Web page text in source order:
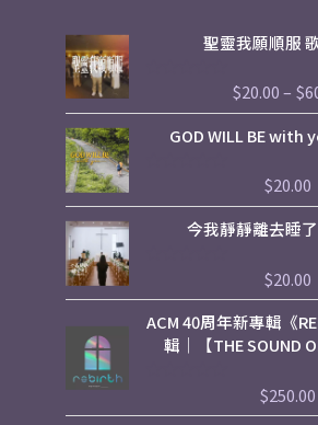
聖靈我願順服
$20.00– $
GOD WILL BE with
$20.00
今我靜靜離去睡
滿
$20.00
ACM 40周年新專輯《
輯｜【THE SOUND
$250.00